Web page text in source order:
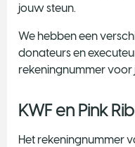
jouw steun.
​We hebben een
donateurs en
rekeningnummer voor
KWF en Pink
Het rekeningnummer